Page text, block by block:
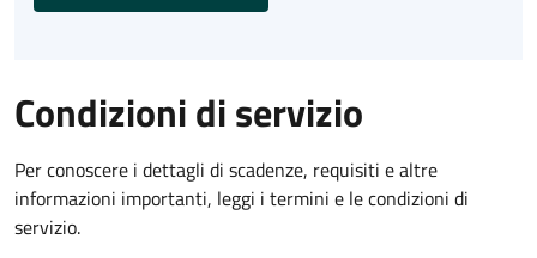
Condizioni di servizio
Per conoscere i dettagli di scadenze, requisiti e altre
informazioni importanti, leggi i termini e le condizioni di
servizio.